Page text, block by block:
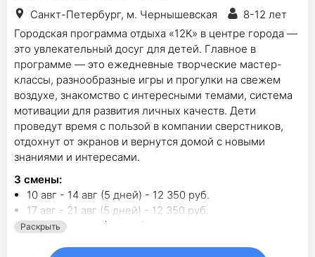
Санкт-Петербург, м. Чернышевская
8-12 лет
Городская программа отдыха «12К» в центре города —
это увлекательный досуг для детей. Главное в
программе — это ежедневные творческие мастер-
классы, разнообразные игры и прогулки на свежем
воздухе, знакомство с интересными темами, система
мотивации для развития личных качеств. Дети
проведут время с пользой в компании сверстников,
отдохнут от экранов и вернутся домой с новыми
знаниями и интересами.
3 смены:
10 авг - 14 авг (5 дней) - 12 350 руб.
17 авг - 21 авг (5 дней) - 12 350 руб.
24 авг - 28 авг (5 дней) - 12 350 руб.
Раскрыть